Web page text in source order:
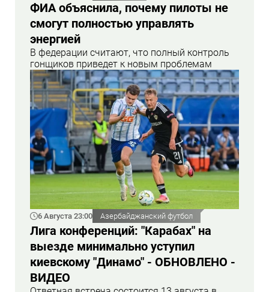
ФИА объяснила, почему пилоты не
смогут полностью управлять
энергией
В федерации считают, что полный контроль
гонщиков приведет к новым проблемам
6 Августа 23:00 Азербайджанский футбол
Лига конференций: "Карабах" на
выезде минимально уступил
киевскому "Динамо" - ОБНОВЛЕНО -
ВИДЕО